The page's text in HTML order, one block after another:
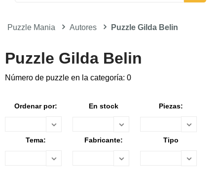
Puzzle Mania Autores Puzzle Gilda Belin
Puzzle Gilda Belin
Número de puzzle en la categoría: 0
Ordenar por: En stock Piezas:
Tema: Fabricante: Tipo